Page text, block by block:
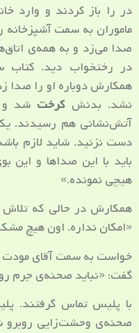
در را باز کردند و وارد
ماموران به سمت آشپزخانه
صدا می‌زد و به همه‌ی
در رختخواب دید.
همکارش دوباره او را صدا
نشد. بدنشکرخت شد و
آتش‌نشانی هم رسیدند.
دست نزنید. شاید لازم
باید با این صداها و این
هیچی نمونده.»
همکارش در حالی که تلاش
«امکان نداره. اون هیچ
خواست به سمت آقای مودت
گفت: «نباید صحنه‌ی جرم
با پلیس تماس گرفتند.
صحنه‌ی وحشت‌زایی روبرو